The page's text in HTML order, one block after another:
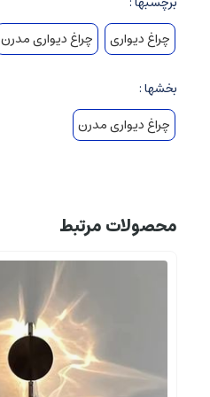
چراغ دیواری
چراغ دیواری مدرن
بخشها :
چراغ دیواری مدرن
محصولات مرتبط